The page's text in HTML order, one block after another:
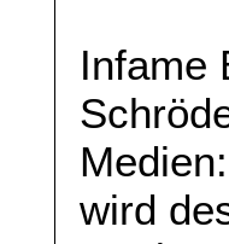
Infame
wird